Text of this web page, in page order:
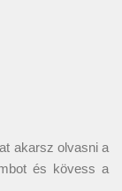
akarsz olvasni a
és kövess a